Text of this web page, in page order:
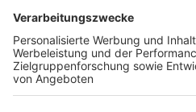
Freiburger Wochenbericht